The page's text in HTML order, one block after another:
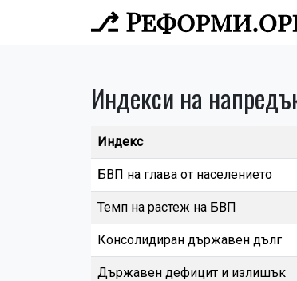
Индекси на
Индекс
БВП на глава от населението
Темп на растеж на БВП
Консолидиран държавен дълг
Държавен дефицит и излишък